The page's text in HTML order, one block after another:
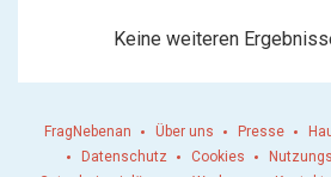
Keine weiteren
FragNebenan Über uns Presse
Datenschutz
Cookies